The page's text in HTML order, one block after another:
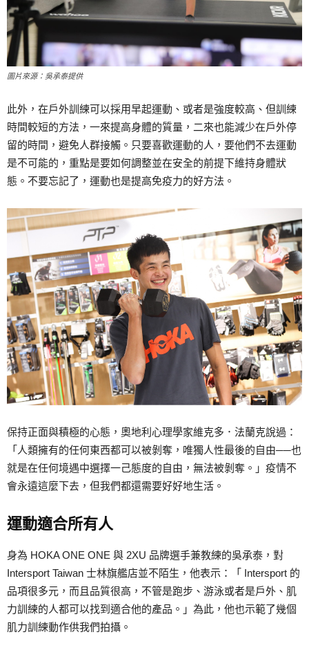
圖片來源：吳承泰提供
此外，在戶外訓練可以採用早起運動、或者是強度較高、但訓練
時間較短的方法，一來提高身體的質量，二來也能減少在戶外停
留的時間，避免人群接觸。只要喜歡運動的人，要他們不去運動
是不可能的，重點是要如何調整並在安全的前提下維持身體狀
態。不要忘記了，運動也是提高免疫力的好方法。
保持正面與積極的心態，奧地利心理學家維克多．法蘭克說過：
「人類擁有的任何東西都可以被剝奪，唯獨人性最後的自由──也
就是在任何境遇中選擇一己態度的自由，無法被剝奪。」疫情不
會永遠這麼下去，但我們都還需要好好地生活。
運動適合所有人
身為 HOKA ONE ONE 與 2XU 品牌選手兼教練的吳承泰，對
Intersport Taiwan 士林旗艦店並不陌生，他表示：「 Intersport 的
品項很多元，而且品質很高，不管是跑步、游泳或者是戶外、肌
力訓練的人都可以找到適合他的產品。」為此，他也示範了幾個
肌力訓練動作供我們拍攝。